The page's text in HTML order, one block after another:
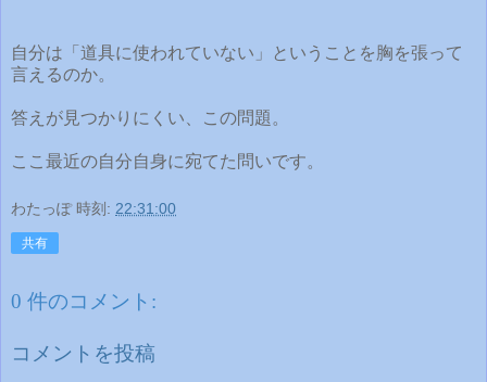
自分は「道具に使われていない」ということを胸を張って
言えるのか。
答えが見つかりにくい、この問題。
ここ最近の自分自身に宛てた問いです。
わたっぽ 時刻: 22:31:00
共有
0 件のコメント:
コメントを投稿